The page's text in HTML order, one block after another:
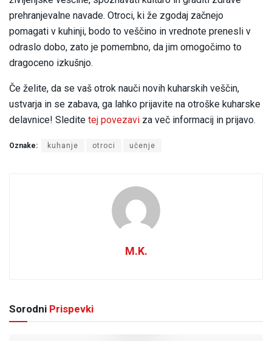
prehranjevalne navade. Otroci, ki že zgodaj začnejo
pomagati v kuhinji, bodo to veščino in vrednote prenesli v
odraslo dobo, zato je pomembno, da jim omogočimo to
dragoceno izkušnjo.
Če želite, da se vaš otrok nauči novih kuharskih veščin,
ustvarja in se zabava, ga lahko prijavite na otroške kuharske
delavnice! Sledite tej povezavi za več informacij in prijavo.
Oznake: kuhanje otroci učenje
M.K.
Sorodni Prispevki